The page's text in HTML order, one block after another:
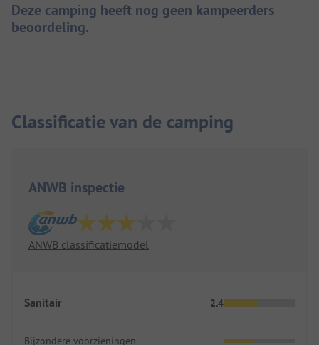
Deze camping heeft nog geen kampeerders
beoordeling.
Classificatie van de camping
ANWB inspectie
ANWB classificatiemodel
Sanitair 2.4
Bijzondere voorzieningen